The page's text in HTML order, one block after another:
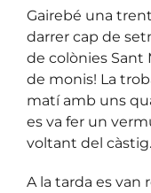
Gairebé una
darrer cap de
de colònies Sant
de monis! La
matí amb uns
es va fer un
voltant del càstig.
A la tarda es van